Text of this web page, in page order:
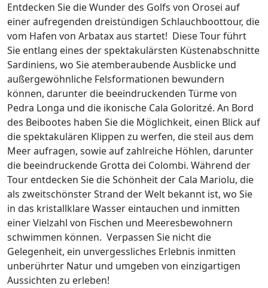
Entdecken Sie die Wunder des Golfs von Orosei auf
einer aufregenden dreistündigen Schlauchboottour, die
vom Hafen von Arbatax aus startet! Diese Tour führt
Sie entlang eines der spektakulärsten Küstenabschnitte
Sardiniens, wo Sie atemberaubende Ausblicke und
außergewöhnliche Felsformationen bewundern
können, darunter die beeindruckenden Türme von
Pedra Longa und die ikonische Cala Goloritzé. An Bord
des Beibootes haben Sie die Möglichkeit, einen Blick auf
die spektakulären Klippen zu werfen, die steil aus dem
Meer aufragen, sowie auf zahlreiche Höhlen, darunter
die beeindruckende Grotta dei Colombi. Während der
Tour entdecken Sie die Schönheit der Cala Mariolu, die
als zweitschönster Strand der Welt bekannt ist, wo Sie
in das kristallklare Wasser eintauchen und inmitten
einer Vielzahl von Fischen und Meeresbewohnern
schwimmen können. Verpassen Sie nicht die
Gelegenheit, ein unvergessliches Erlebnis inmitten
unberührter Natur und umgeben von einzigartigen
Aussichten zu erleben!